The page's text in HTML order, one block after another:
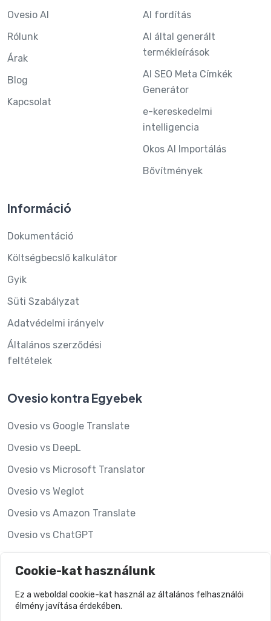
Ovesio AI
Rólunk
Árak
Blog
Kapcsolat
AI fordítás
AI által generált
termékleírások
AI SEO Meta Címkék
Generátor
e-kereskedelmi
intelligencia
Okos AI Importálás
Bővítmények
Információ
Dokumentáció
Költségbecslő kalkulátor
Gyik
Süti Szabályzat
Adatvédelmi irányelv
Általános szerződési
feltételek
Ovesio kontra Egyebek
Ovesio vs Google Translate
Ovesio vs DeepL
Ovesio vs Microsoft Translator
Ovesio vs Weglot
Ovesio vs Amazon Translate
Ovesio vs ChatGPT
Ovesio vs Hypotenuse AI
Ovesio vs Lookalise
Cookie-kat használunk
Ez a weboldal cookie-kat használ az általános felhasználói
élmény javítása érdekében.